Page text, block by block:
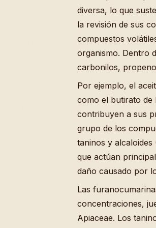
diversa, lo que
la revisión de sus
compuestos
organismo. Dentro
carbonilos,
Por ejemplo, el
como el butirato de
contribuyen a sus
grupo de los
taninos y alcaloides
que actúan
daño causado por
Las
concentraciones,
Apiaceae. Los